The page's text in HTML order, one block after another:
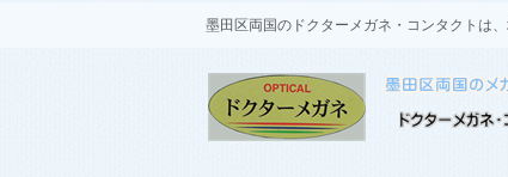
墨田区両国のドクターメガネ・コンタクトは